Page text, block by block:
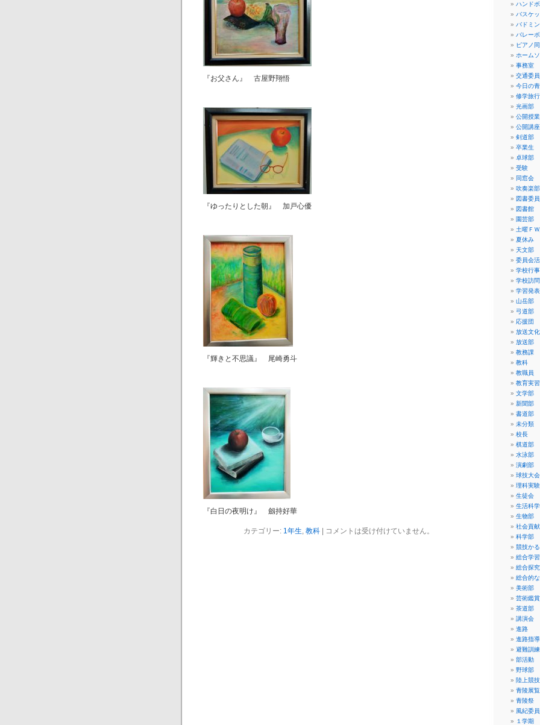
『お父さん』 古屋野翔悟
『ゆったりとした朝』 加戸心優
『輝きと不思議』 尾崎勇斗
『白日の夜明け』 劔持好華
カテゴリー: 1年生, 教科 コメントは受け付けていません。
ハンド
バスケ
バドミ
バレー
ピアノ
ホーム
事務室
交通委員
今日の
修学旅行
光画部
公開授業
公開講座
剣道部
卒業生
卓球部
受験
同窓会
吹奏楽部
図書委員
図書館
園芸部
土曜Ｆ
夏休み
天文部
委員会
学校行事
学校訪問
学習発
山岳部
弓道部
応援団
放送文
放送部
教務課
教科
教職員
教育実習
文学部
新聞部
書道部
未分類
校長
棋道部
水泳部
演劇部
球技大会
理科実
生徒会
生活科
生物部
社会貢
科学部
競技か
総合学習
総合探究
総合的
美術部
芸術鑑賞
茶道部
講演会
進路
進路指導
避難訓練
部活動
野球部
陸上競
青陵展
青陵祭
風紀委員
１学期